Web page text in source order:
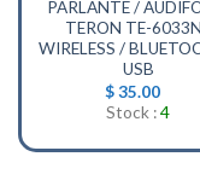
PARLANTE /
TERON TE-
WIRELESS /
USB
$35.00
Stock :4